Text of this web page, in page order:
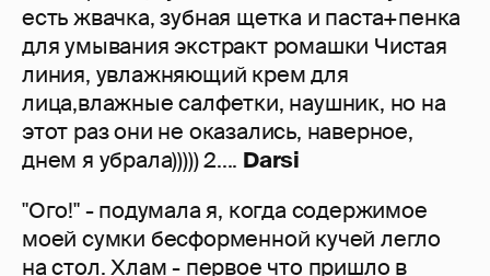
есть жвачка, зубная щетка и паста+пенка
для умывания экстракт ромашки Чистая
линия, увлажняющий крем для
лица,влажные салфетки, наушник, но на
этот раз они не оказались, наверное,
днем я убрала))))) 2.... Darsi
"Ого!" - подумала я, когда содержимое
моей сумки бесформенной кучей легло
на стол. Хлам - первое что пришло в